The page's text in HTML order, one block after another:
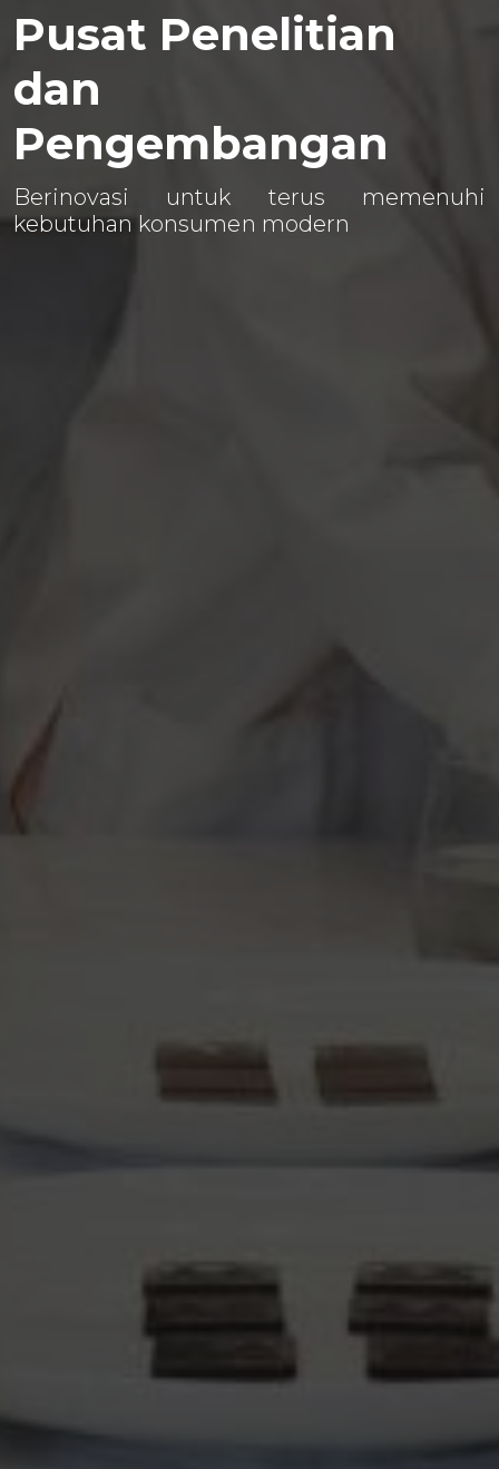
Pusat Penelitian
dan
Pengembangan
Berinovasi untuk terus memenuhi
kebutuhan konsumen modern